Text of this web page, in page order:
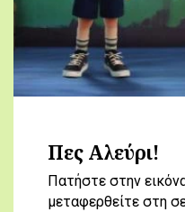
Πες Αλεύρι!
Πατήστε στην
μεταφερθείτε στη